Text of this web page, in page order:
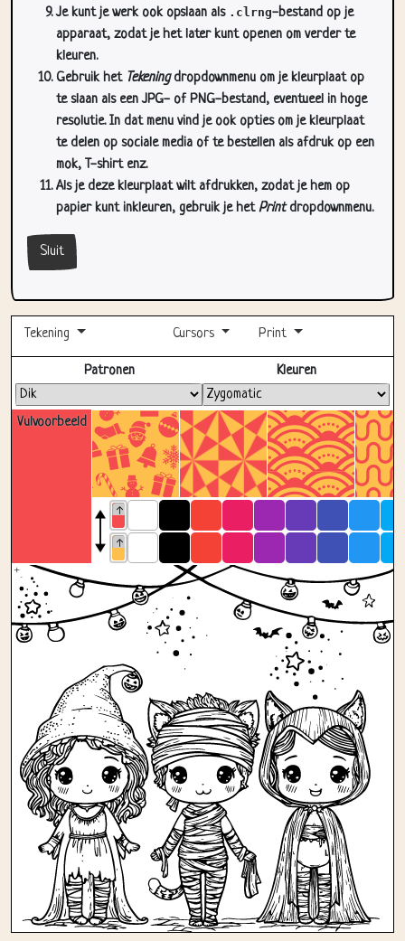
Je kunt je werk ook opslaan als .clrng-bestand op je
apparaat, zodat je het later kunt openen om verder te
kleuren.
Gebruik het Tekeningdropdownmenu om je kleurplaat op
te slaan als een JPG- of PNG-bestand, eventueel in hoge
resolutie. In dat menu vind je ook opties om je kleurplaat
te delen op sociale media of te bestellen als afdruk op een
mok, T-shirt enz.
Als je deze kleurplaat wilt afdrukken, zodat je hem op
papier kunt inkleuren, gebruik je hetPrintdropdownmenu.
Sluit
Tekening Cursors Print
Volledig scherm
Vulvoorbeeld
Patronen Kleuren